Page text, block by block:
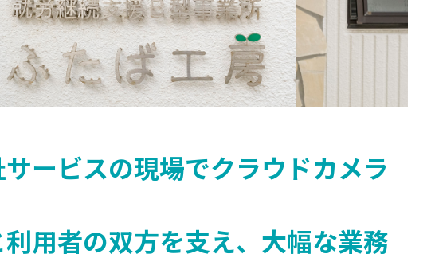
Safie AI Studio
Safie Developers
ービスの現場でクラウドカメラ
用者の双方を支え、大幅な業務